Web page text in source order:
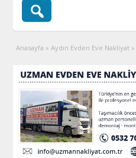
Anasayfa » Aydın Evden Eve Nakliyat »